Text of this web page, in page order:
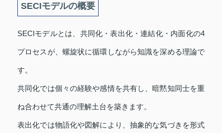
SECIモデルの概要
SECIモデルとは、共同化・表出化・連結化・内面化の4
プロセスが、螺旋状に循環しながら知識を深める理論で
す。
共同化では個々の経験や感情を共有し、暗黙知同士を重
ね合わせて共通の理解土台を築きます。
表出化では物語化や図解により、抽象的な気づきを形式